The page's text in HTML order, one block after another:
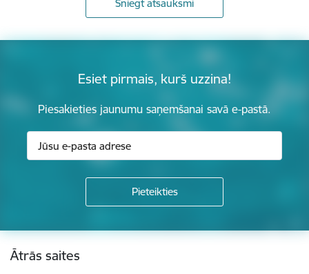
Sniegt atsauksmi
Esiet pirmais, kurš uzzina!
Piesakieties jaunumu saņemšanai savā e-pastā.
Kājene
Ātrās saites